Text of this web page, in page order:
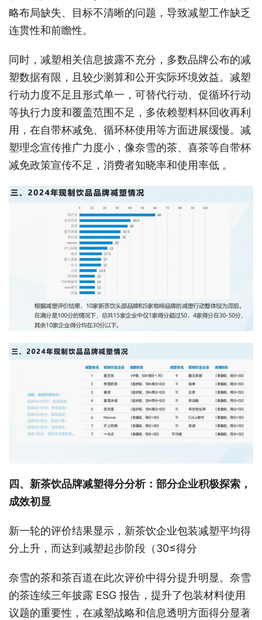
略布局缺失、目标不清晰的问题，导致减塑工作缺乏
连贯性和前瞻性。
同时，减塑相关信息披露不充分，多数品牌公布的减
塑数据有限，且较少测算和公开实际环境效益。减塑
行动力度不足且形式单一，可替代行动、促循环行动
等执行力度和覆盖范围不足，多依赖塑料杯回收再利
用，在自带杯减免、循环杯使用等方面进展缓慢。减
塑理念宣传推广力度小，像奈雪的茶、喜茶等自带杯
减免政策宣传不足，消费者知晓率和使用率低 。
四、新茶饮品牌减塑得分分析：部分企业积极探索，
成效初显
新一轮的评价结果显示，新茶饮企业包装减塑平均得
分上升，而达到减塑起步阶段（30≤得分
奈雪的茶和茶百道在此次评价中得分提升明显。奈雪
的茶连续三年披露 ESG 报告，提升了包装材料使用
议题的重要性，在减塑战略和信息透明方面得分显著